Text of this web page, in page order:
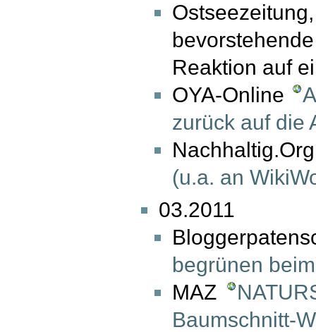
Reaktion auf
OYA-Online
zurück auf die
(u.a. an
03.2011
begrünen
MAZ